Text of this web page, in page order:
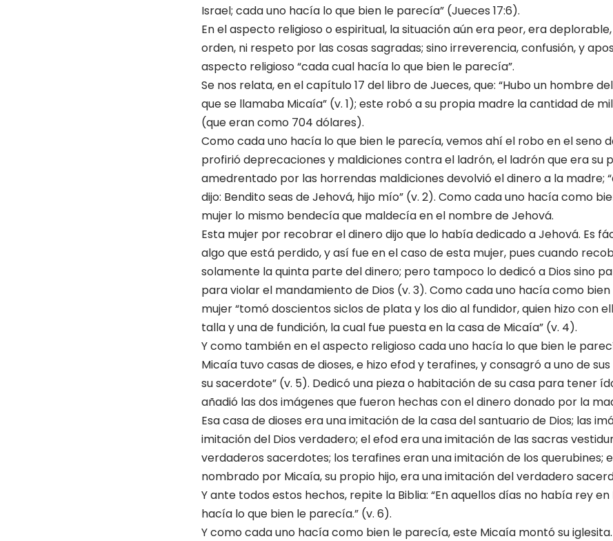
Israel; cada uno hacía lo que bien le parecía” (Jueces 17:6).
En el aspecto religioso o espiritual, la situación aún era peor, era
orden, ni respeto por las cosas sagradas; sino irreverencia, confusión, y
aspecto religioso “cada cual hacía lo que bien le parecía”.
Se nos relata, en el capítulo 17 del libro de Jueces, que: “Hubo un hombre
que se llamaba Micaía” (v. 1); este robó a su propia madre la cantidad de
(que eran como 704 dólares).
Como cada uno hacía lo que bien le parecía, vemos ahí el robo en el seno
profirió deprecaciones y maldiciones contra el ladrón, el ladrón que era su
amedrentado por las horrendas maldiciones devolvió el dinero a la madre;
dijo: Bendito seas de Jehová, hijo mío” (v. 2). Como cada uno hacía como
mujer lo mismo bendecía que maldecía en el nombre de Jehová.
Esta mujer por recobrar el dinero dijo que lo había dedicado a Jehová. Es
algo que está perdido, y así fue en el caso de esta mujer, pues cuando
solamente la quinta parte del dinero; pero tampoco lo dedicó a Dios sino
para violar el mandamiento de Dios (v. 3). Como cada uno hacía como
mujer “tomó doscientos siclos de plata y los dio al fundidor, quien hizo con
talla y una de fundición, la cual fue puesta en la casa de Micaía” (v. 4).
Y como también en el aspecto religioso cada uno hacía lo que bien le
Micaía tuvo casas de dioses, e hizo efod y terafines, y consagró a uno de
su sacerdote” (v. 5). Dedicó una pieza o habitación de su casa para tener
añadió las dos imágenes que fueron hechas con el dinero donado por la
Esa casa de dioses era una imitación de la casa del santuario de Dios; las
imitación del Dios verdadero; el efod era una imitación de las sacras
verdaderos sacerdotes; los terafines eran una imitación de los querubines;
nombrado por Micaía, su propio hijo, era una imitación del verdadero
Y ante todos estos hechos, repite la Biblia: “En aquellos días no había rey
hacía lo que bien le parecía.” (v. 6).
Y como cada uno hacía como bien le parecía, este Micaía montó su